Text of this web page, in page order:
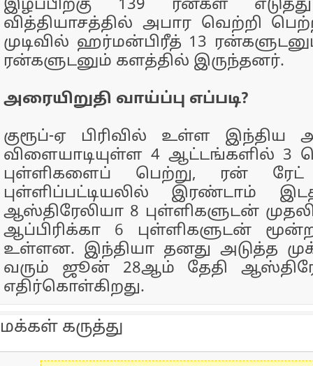
இழப்பிற்கு 139 ரன்கள்
வித்தியாசத்தில் அபார வெற்றி
முடிவில் ஹர்மன்பிரீத் 13
ரன்களுடனும் களத்தில் இருந்தனர்.
அரையிறுதி வாய்ப்பு எப்படி?
குரூப்-ஏ பிரிவில் உள்ள இந்திய
விளையாடியுள்ள 4 ஆட்டங்களில் 3
புள்ளிகளைப் பெற்று, ரன் ரேட்
புள்ளிப்பட்டியலில் இரண்டாம்
ஆஸ்திரேலியா 8 புள்ளிகளுடன்
ஆப்பிரிக்கா 6 புள்ளிகளுடன்
உள்ளன. இந்தியா தனது அடுத்த
வரும் ஜூன் 28ஆம் தேதி
எதிர்கொள்கிறது.
மக்கள் கருத்து